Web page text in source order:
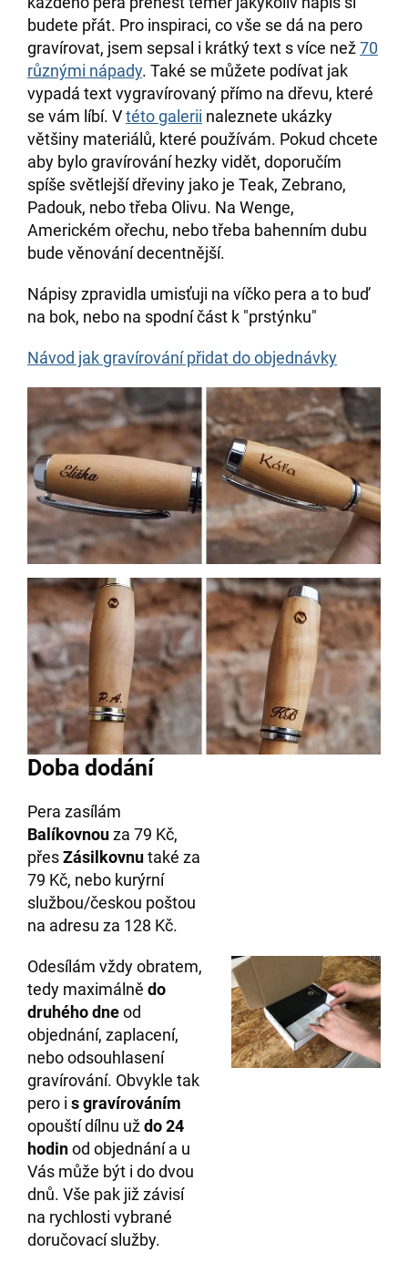
budete přát. Pro inspiraci, co vše se dá na pero
gravírovat, jsem sepsal i krátký text s více než70
různými nápady. Také se můžete podívat jak
vypadá text vygravírovaný přímo na dřevu, které
se vám líbí. Vtéto galerii naleznete ukázky
většiny materiálů, které používám. Pokud chcete
aby bylo gravírování hezky vidět, doporučím
spíše světlejší dřeviny jako je Teak, Zebrano,
Padouk, nebo třeba Olivu. Na Wenge,
Americkém ořechu, nebo třeba bahenním dubu
bude věnování decentnější.
Nápisy zpravidla umisťuji na víčko pera a to buď
na bok, nebo na spodní část k "prstýnku"
Návod jak gravírování přidat do objednávky
Doba dodání
Pera zasílám
Balíkovnouza 79 Kč,
přesZásilkovnutaké za
79 Kč, nebo kurýrní
službou/českou poštou
na adresu za 128 Kč.
Odesílám vždy obratem,
tedy maximálně do
druhéhodneod
objednání, zaplacení,
nebo odsouhlasení
gravírování. Obvykle tak
pero i s gravírováním
opouští dílnu uždo 24
hodinod objednání a u
Vás může být i do dvou
dnů. Vše pak již závisí
na rychlosti vybrané
doručovací služby.